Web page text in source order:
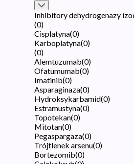
Inhibitory dehydrogenazy
(0)
Cisplatyna(0)
Karboplatyna(0)
(0)
Alemtuzumab(0)
Ofatumumab(0)
Imatinib(0)
Asparaginaza(0)
Hydroksykarbamid(0)
Estramustyna(0)
Topotekan(0)
Mitotan(0)
Pegaspargaza(0)
Trójtlenek arsenu(0)
Bortezomib(0)